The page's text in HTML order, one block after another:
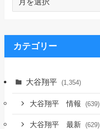
イ
ブ
カテゴリー
大谷翔平 (1,354)
大谷翔平 情報 (639)
大谷翔平 最新 (629)